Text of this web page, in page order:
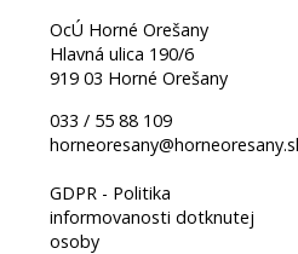
OcÚ Horné Orešany
Hlavná ulica 190/6
919 03 Horné Orešany
033 / 55 88 109
GDPR - Politika
informovanosti dotknutej
osoby